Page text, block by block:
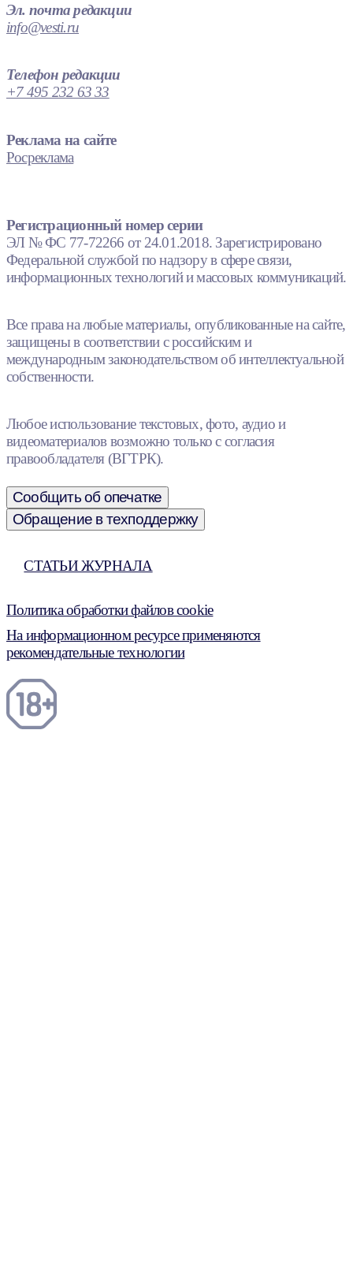
Эл. почта редакции
info@vesti.ru
Телефон редакции
+7 495 232 63 33
Реклама на сайте
Росреклама
Регистрационный номер серии
ЭЛ № ФС 77-72266 от 24.01.2018. Зарегистрировано
Федеральной службой по надзору в сфере связи,
информационных технологий и массовых коммуникаций.
Все права на любые материалы, опубликованные на сайте,
защищены в соответствии с российским и
международным законодательством об интеллектуальной
собственности.
Любое использование текстовых, фото, аудио и
видеоматериалов возможно только с согласия
правообладателя (ВГТРК).
Сообщить об опечатке
Обращение в техподдержку
СТАТЬИ ЖУРНАЛА
Политика обработки файлов cookie
На информационном ресурсе применяются
рекомендательные технологии